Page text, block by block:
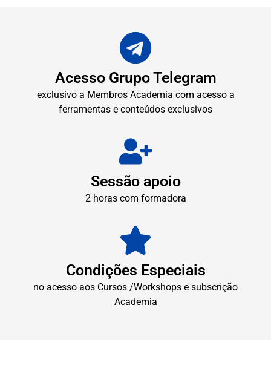
Acesso Grupo Telegram
exclusivo a Membros Academia com acesso a
ferramentas e conteúdos exclusivos
Sessão apoio
2 horas com formadora
Condições Especiais
no acesso aos Cursos /Workshops e subscrição
Academia